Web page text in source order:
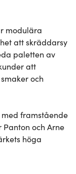
modulära
att skräddarsy
paletten av
att
och
framstående
Panton och Arne
höga